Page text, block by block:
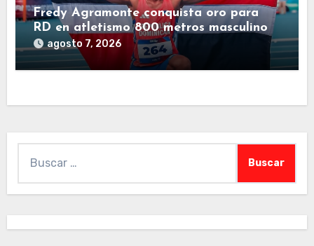
Fredy Agramonte conquista oro para
RD en atletismo 800 metros masculino
agosto 7, 2026